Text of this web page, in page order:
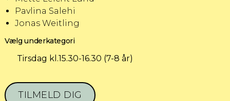
Pavlina Salehi
Jonas Weitling
Vælg underkategori
Tirsdag kl.15.30-16.30 (7-8 år)
TILMELD DIG